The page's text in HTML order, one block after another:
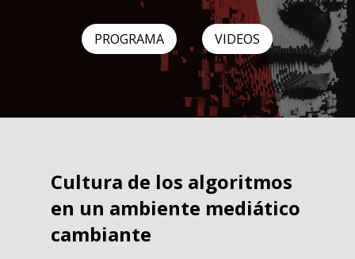
PROGRAMA VIDEOS
Cultura de los algoritmos
en un ambiente mediático
cambiante